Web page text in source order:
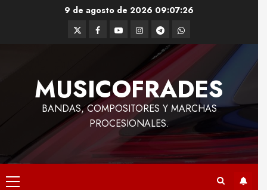
9 de agosto de 2026 09:07:26
TwitterFacebook
YoutubeInstagram
TelegramWhatsApp
MUSICOFRADES
BANDAS, COMPOSITORES Y MARCHAS
PROCESIONALES.
Menú